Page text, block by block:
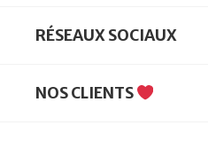
RÉSEAUX SOCIAUX
NOS CLIENTS